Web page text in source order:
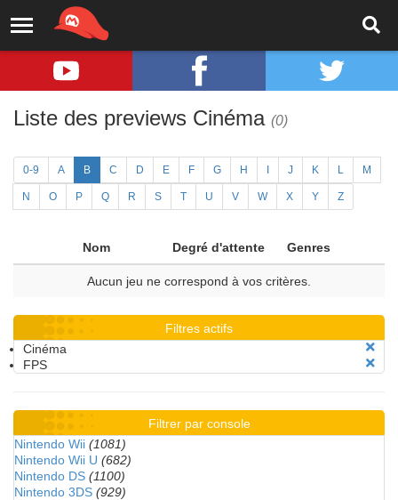
Liste des previews Cinéma (0)
0-9 A B C D E F G H J K L M
N O P Q R S T U V W X Y Z
Nom Degré d'attente Genres
Aucun jeu ne correspond à vos critères.
Filtres actifs
Cinéma
FPS
Filtrer par console
Nintendo Wii (1081)
Nintendo Wii U (682)
Nintendo DS (1100)
Nintendo 3DS (929)